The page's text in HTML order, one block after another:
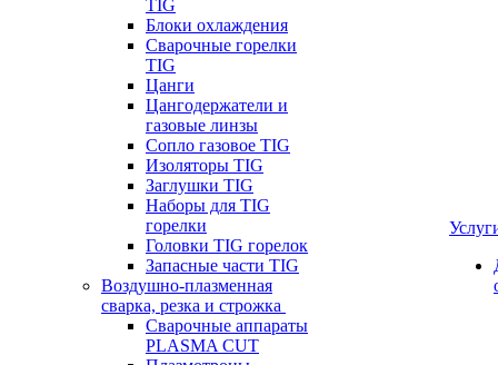
TIG
Блоки охлаждения
Сварочные горелки
TIG
Цанги
Цангодержатели и
газовые линзы
Сопло газовое TIG
Изоляторы TIG
Заглушки TIG
Наборы для TIG
горелки
Головки TIG горелок
Запасные части TIG
Воздушно-плазменная
сварка, резка и строжка
Сварочные аппараты
PLASMA CUT